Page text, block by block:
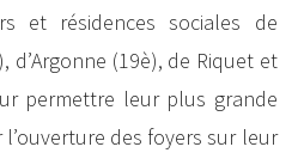
et résidences sociales de
d’Argonne (19è), de Riquet et
permettre leur plus grande
des foyers sur leur